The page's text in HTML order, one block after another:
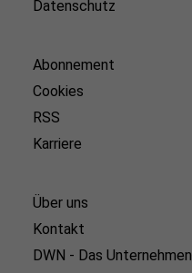
Datenschutz
Abonnement
Cookies
RSS
Karriere
Über uns
Kontakt
DWN - Das Unternehmen